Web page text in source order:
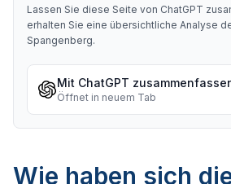
Lassen Sie diese Seite von ChatGPT
erhalten Sie eine übersichtliche Analyse
Spangenberg.
Mit ChatGPT
Öffnet in neuem Tab
Wie haben sich